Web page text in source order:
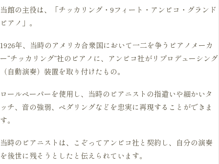
当館の主役は、「チッカリング・9フィート・アンピコ・グランド
ピアノ」。
1926年、当時のアメリカ合衆国において一二を争うピアノメーカ
ー“チッカリング”社のピアノに、アンピコ社がリプロデューシング
（自動演奏）装置を取り付けたもの。
ロールペーパーを使用し、当時のピアニストの指遣いや細かいタ
ッチ、音の強弱、ペダリングなどを忠実に再現することができま
す。
当時のピアニストは、こぞってアンピコ社と契約し、自分の演奏
を後世に残そうとしたと伝えられています。